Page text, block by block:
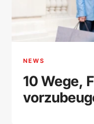
NEWS
10 Wege,